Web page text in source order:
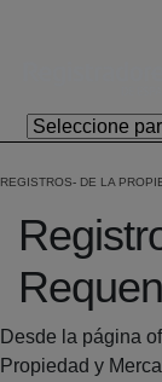
Skip to Main
REGISTROS DE LA
Desde la página
Propiedad y